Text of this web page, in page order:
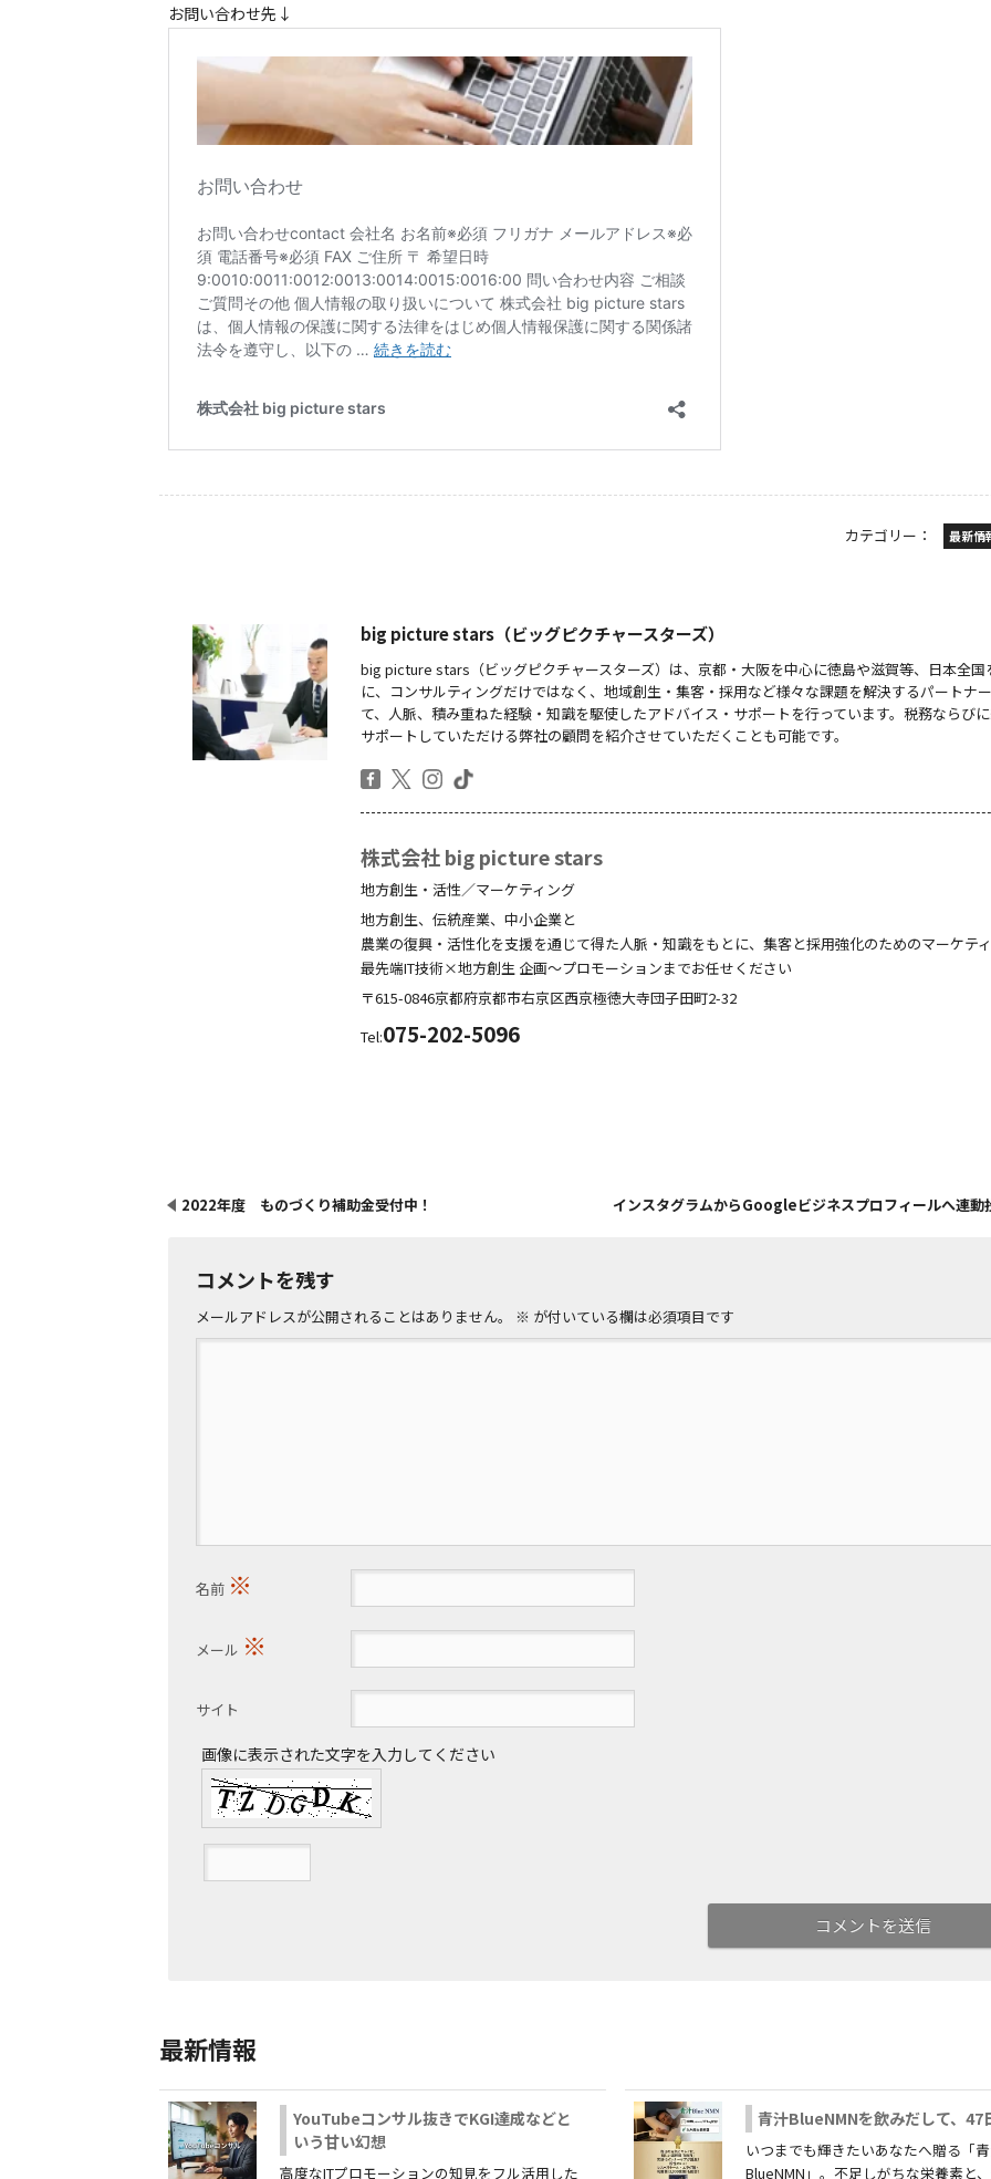
お問い合わせ先↓
カテゴリー： 最新情
big picture stars（ビッグピクチャースターズ）
big picture stars（ビッグピクチャースターズ）は、京都・大阪を中心に徳島や滋賀等、日本全国
に、コンサルティングだけではなく、地域創生・集客・採用など様々な課題を解決するパートナ
て、人脈、積み重ねた経験・知識を駆使したアドバイス・サポートを行っています。税務ならび
サポートしていただける弊社の顧問を紹介させていただくことも可能です。
株式会社 big picture stars
地方創生・活性／マーケティング
地方創生、伝統産業、中小企業と
農業の復興・活性化を支援を通じて得た人脈・知識をもとに、集客と採用強化のためのマーケテ
最先端IT技術×地方創生 企画～プロモーションまでお任せください
〒615-0846京都府京都市右京区西京極徳大寺団子田町2-32
Tel:075-202-5096
2022年度 ものづくり補助金受付中！ インスタグラムからGoogleビジネスプロフィールへ連動
コメントを残す
メールアドレスが公開されることはありません。 ※ が付いている欄は必須項目です
名前 ※
メール ※
サイト
画像に表示された文字を入力してください
最新情報
YouTubeコンサル抜きでKGI達成などと
いう甘い幻想
高度なITプロモーションの知見をフル活用した
青汁BlueNMNを飲みだして、47
いつまでも輝きたいあなたへ贈る「
BlueNMN」。不足しがちな栄養素と